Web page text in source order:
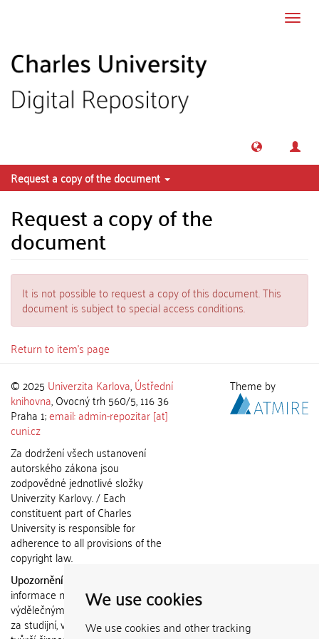
We use cookies
We use cookies and other tracking
Request a copy of the document
Request a copy of the
document
It is not possible to request a copy of this document. This
document is subject to special access conditions.
Return to item's page
© 2025 Univerzita Karlova,Ústřední
knihovna, Ovocný trh 560/5, 116 36
Praha 1;email: admin-repozitar [at]
cuni.cz
Za dodržení všech ustanovení
autorského zákona jsou
zodpovědné jednotlivé složky
Univerzity Karlovy. / Each
constituent part of Charles
University is responsible for
adherence to all provisions of the
copyright law.
Upozornění / Notice:
informace nemohou být použity k
výdělečným účelům nebo vydávány
za studijní, vědeckou nebo jinou
Theme by